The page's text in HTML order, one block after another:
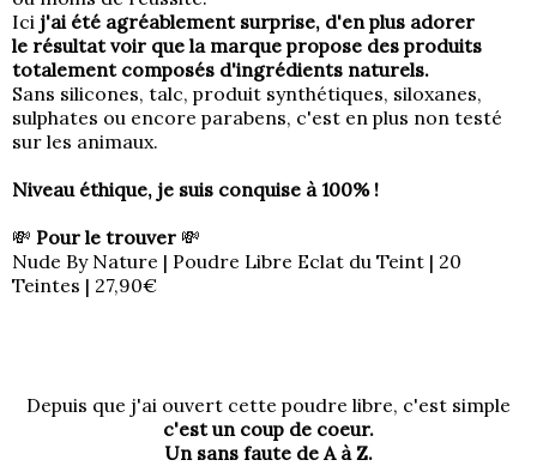
Ici j'ai été agréablement surprise, d'en plus adorer
le résultat voir que la marque propose des produits
totalement composés d'ingrédients naturels.
Sans silicones, talc, produit synthétiques, siloxanes,
sulphates ou encore parabens, c'est en plus non testé
sur les animaux.
Niveau éthique, je suis conquise à 100% !
💸 Pour le trouver 💸
Nude By Nature | Poudre Libre Eclat du Teint | 20
Teintes | 27,90€
Depuis que j'ai ouvert cette poudre libre, c'est simple
c'est un coup de coeur.
Un sans faute de A à Z.